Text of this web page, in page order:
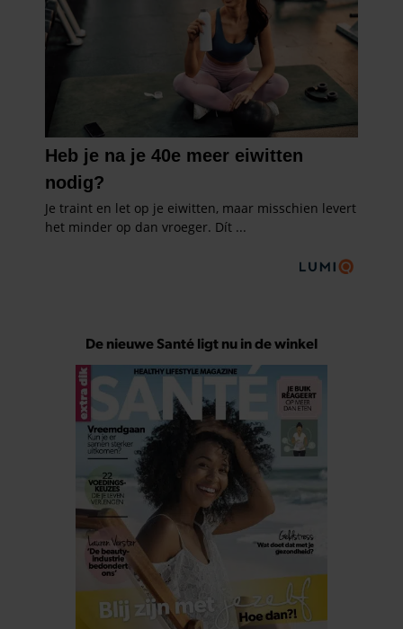
De nieuwe Santé ligt nu in de winkel